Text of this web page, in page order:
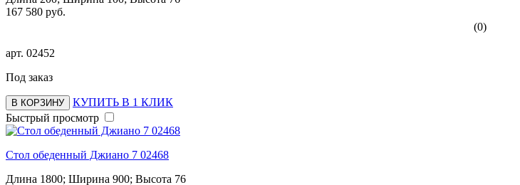
167 580 руб.
(0)
арт. 02452
Под заказ
В КОРЗИНУ
КУПИТЬ В 1 КЛИК
Быстрый просмотр
Стол обеденный Джиано 7 02468
Длина 1800; Ширина 900; Высота 76